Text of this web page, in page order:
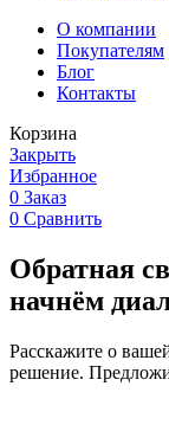
О компании
Покупателям
Блог
Контакты
Корзина
Закрыть
Избранное
0 Заказ
0 Сравнить
Обратная
начнём
Расскажите о
решение.